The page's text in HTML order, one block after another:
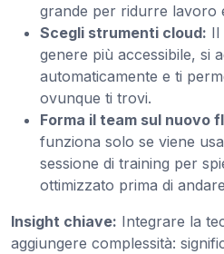
grande per ridurre lavoro
Scegli strumenti cloud: Il
genere più accessibile, si
automaticamente e ti
ovunque ti trovi.
Forma il team sul nuovo
funziona solo se viene
sessione di training per
ottimizzato prima di
Insight chiave: Integrare la
aggiungere complessità: